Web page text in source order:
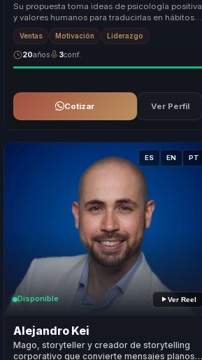
Su propuesta toma ideas de psicología positiva
y valores humanos para traducirlas en hábitos,
lenguaje y actitudes que la audiencia puede...
Ventas Motivación Liderazgo
20años 3conf.
Cotizar Ver Perfil
ES EN PT
Disponible Ver Reel
Alejandro Kei
Mago, storyteller y creador de storytelling
corporativo que convierte mensajes planos